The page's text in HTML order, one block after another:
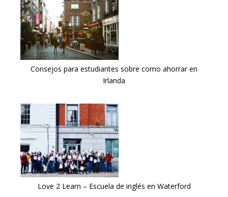
Consejos para estudiantes sobre como ahorrar en
Irlanda
Love 2 Learn – Escuela de inglés en Waterford